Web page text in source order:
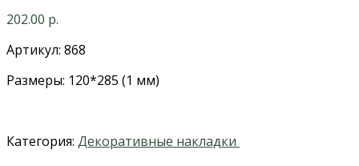
202.00 р.
Артикул: 868
Размеры: 120*285 (1 мм)
Категория: Декоративные накладки